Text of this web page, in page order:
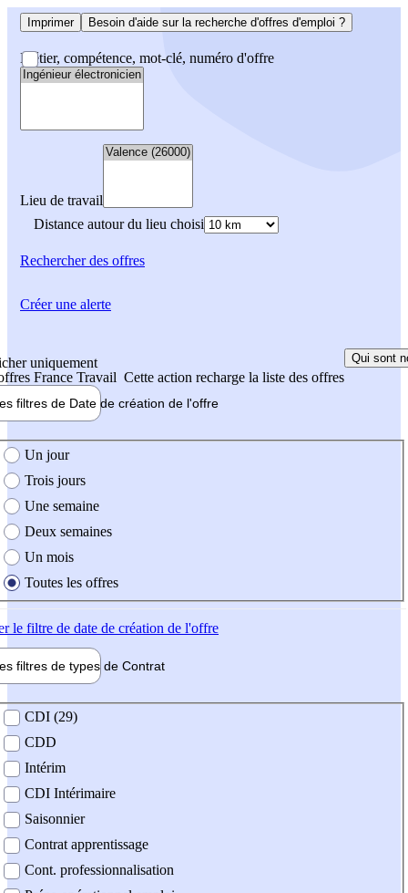
Imprimer Besoin d'aide sur la recherche d'offres d'emploi ?
Métier, compétence, mot-clé, numéro d'offre
Lieu de travail
Distance autour du lieu choisi
Rechercherdes offres
uniquement
France Travail Cette action recharge la liste des offres
Qui sont
filtres de Date de création de l'offre
création de l'offre
Un jour
Trois jours
Une semaine
Deux semaines
Un mois
Toutes les offres
le filtre de date de création de l'offre
filtres de types de Contrat
contrat
CDI (29)
CDD
Intérim
CDI Intérimaire
Saisonnier
Contrat apprentissage
Cont. professionnalisation
Créer une alerte